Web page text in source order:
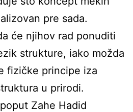
pre sada.
će njihov rad ponuditi
strukture, iako možda
fizičke principe iza
u prirodi.
Zahe Hadid